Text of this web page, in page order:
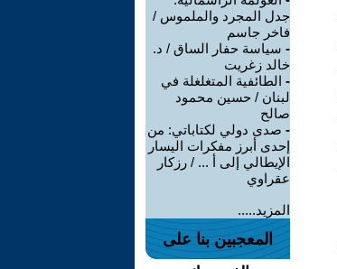
جدل المجرد والملموس /
فاخر جاسم
- سياسة حفار الساق / د.
خالد زغريت
- الطائفية المتغلغلة في
لبنان / حسين محمود
صالح
- صدى دولي لكتاباتي: من
إحدى أبرز مفكرات اليسار
الإيطالي إلى أ ... / رزكار
عقراوي
المزيد.....
المعجبين بنا على